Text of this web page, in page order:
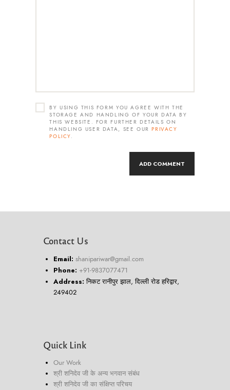
BY USING THIS FORM YOU AGREE WITH THE
STORAGE AND HANDLING OF YOUR DATA BY
THIS WEBSITE. FOR FURTHER DETAILS ON
HANDLING USER DATA, SEE OURPRIVACY
POLICY.
Contact Us
Email: shanipariwar@gmail.com
Phone: +91-9837077471
Address:निकट रानीपुर झाल, दिल्ली रोड हरिद्वार,
249402
Quick Link
Our Work
श्री शनिदेव जी के अन्य भगवान संबंध
श्री शनिदेव जी का संक्षिप्त परिचय